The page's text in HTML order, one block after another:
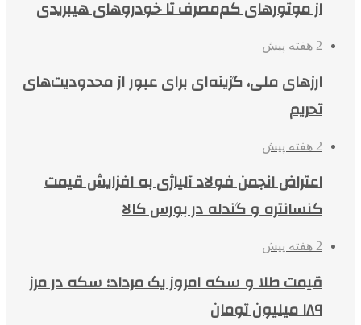
از موتورهای کم‌مصرف تا خودروهای هیبریدی
2 هفته پیش
ارزهای ملی، گزینه‌ای برای عبور از محدودیت‌های
تحریم
2 هفته پیش
اعتراض انجمن فولاد آلیاژی به افزایش قیمت
کنسانتره و گندله در بورس کالا
2 هفته پیش
قیمت طلا و سکه امروز یک مرداد؛ سکه در مرز
۱۸۹ میلیون تومان